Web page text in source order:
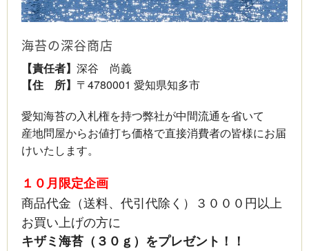
海苔の深谷商店
【責任者】 深谷 尚義
【住 所】 〒4780001 愛知県知多市
愛知海苔の入札権を持つ弊社が中間流通を省いて
産地問屋からお値打ち価格で直接消費者の皆様にお届
けいたします。
１０月限定企画
商品代金（送料、代引代除く）３０００円以上
お買い上げの方に
キザミ海苔（３０ｇ）をプレゼント！！